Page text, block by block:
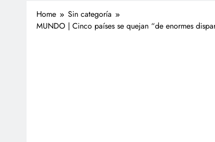
Home
Sin categoría
MUNDO | Cinco países se quejan “de enormes